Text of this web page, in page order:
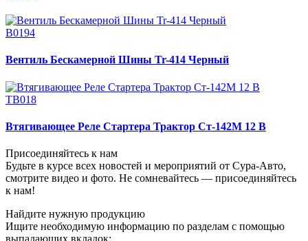
В0194
Вентиль Бескамерной Шины Tr-414 Черный
ТВ018
Втягивающее Реле Стартера Трактор Ст-142М 12 В
Присоединяйтесь к нам
Будьте в курсе всех новостей и мероприятий от Сура-Авто,
смотрите видео и фото. Не сомневайтесь — присоединяйтесь
к нам!
Найдите нужную продукцию
Ищите необходимую информацию по разделам с помощью